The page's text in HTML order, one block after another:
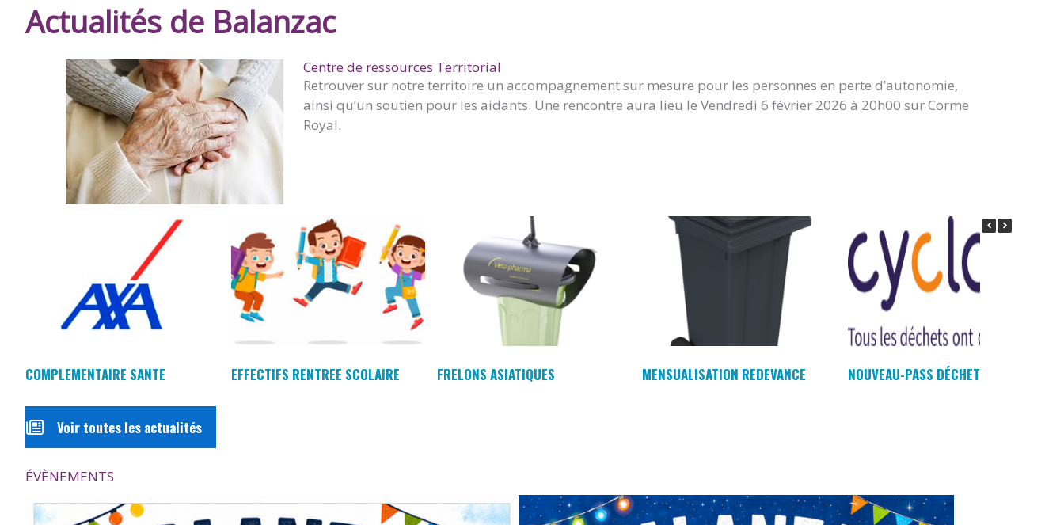
Actualités de Balanzac
Centre de ressources Territorial
Retrouver sur notre territoire un accompagnement sur mesure pour les personnes en perte d’autonomie,
ainsi qu’un soutien pour les aidants. Une rencontre aura lieu le Vendredi 6 février 2026 à 20h00 sur Corme
Royal.
COMPLEMENTAIRE SANTE EFFECTIFS RENTREE SCOLAIRE FRELONS ASIATIQUES MENSUALISATION REDEVANCE NOUVEAU-PASS DÉCHETTERIES
Voir toutes les actualités
ÉVÈNEMENTS